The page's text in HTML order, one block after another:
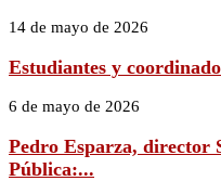
14 de mayo de 2026
Estudiantes y
6 de mayo de 2026
Pedro Esparza, director
Pública:...